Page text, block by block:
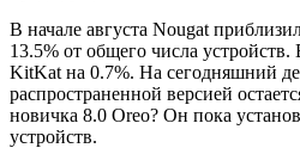
В начале августа Nougat
13.5% от общего числа
KitKat на 0.7%. На сегодняшний
распространенной версией
новичка 8.0 Oreo? Он пока
устройств.